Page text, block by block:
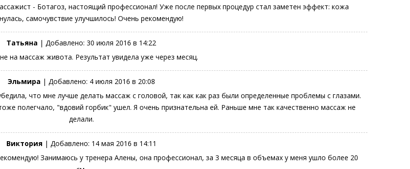
- Ботагоз, настоящий профессионал! Уже после первых процедур стал заметен эффект: кожа
самочувствие улучшилось! Очень рекомендую!
Татьяна | Добавлено: 30 июля 2016 в 14:22
на массаж живота. Результат увидела уже через месяц.
Эльмира | Добавлено: 4 июля 2016 в 20:08
что мне лучше делать массаж с головой, так как как раз были определенные проблемы с глазами.
полегчало, "вдовий горбик" ушел. Я очень признательна ей. Раньше мне так качественно массаж не
делали.
Виктория | Добавлено: 14 мая 2016 в 14:11
Занимаюсь у тренера Алены, она профессионал, за 3 месяца в объемах у меня ушло более 20